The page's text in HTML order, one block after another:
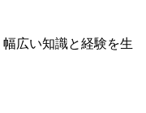
広い知識と経験を生